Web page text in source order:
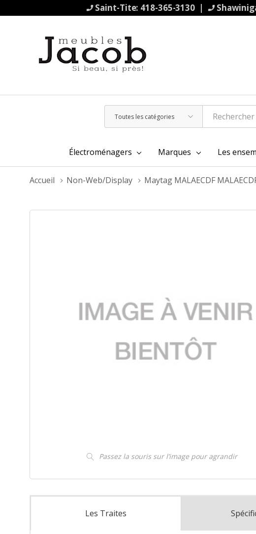
Saint-Tite: 418-365-3130 |
Toutes
les
Rechercher
Électroménagers Marques Les
Accueil Non-Web/Display Maytag MALAECDF
Passez la souris sur l’image pour agrandir
Les Traites